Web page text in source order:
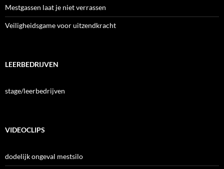
Mestgassen laat je niet verrassen
Veiligheidsgame voor uitzendkracht
LEERBEDRIJVEN
stage/leerbedrijven
VIDEOCLIPS
dodelijk ongeval mestsilo